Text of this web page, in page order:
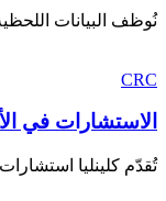
نُوظف البيانات
CRC
الاستشارات في
تُقدّم كلينليا